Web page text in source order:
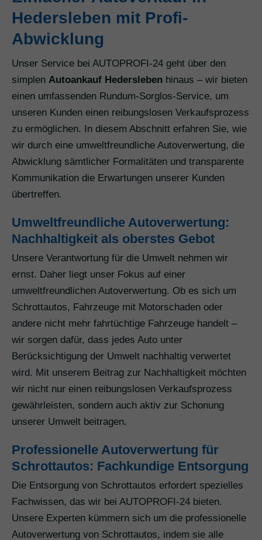
Hedersleben mit Profi-
Abwicklung
Unser Service bei AUTOPROFI-24 geht über den
simplen Autoankauf Hedersleben hinaus – wir bieten
einen umfassenden Rundum-Sorglos-Service, um
unseren Kunden einen reibungslosen Verkaufsprozess
zu ermöglichen. In diesem Abschnitt erfahren Sie, wie
wir durch eine umweltfreundliche Autoverwertung, die
Abwicklung sämtlicher Formalitäten und transparente
Kommunikation die Erwartungen unserer Kunden
übertreffen.
Umweltfreundliche Autoverwertung:
Nachhaltigkeit als oberstes Gebot
Unsere Verantwortung für die Umwelt nehmen wir
ernst. Daher liegt unser Fokus auf einer
umweltfreundlichen Autoverwertung. Ob es sich um
Schrottautos, Fahrzeuge mit Motorschaden oder
andere nicht mehr fahrtüchtige Fahrzeuge handelt –
wir sorgen dafür, dass jedes Auto unter
Berücksichtigung der Umwelt nachhaltig verwertet
wird. Mit unserem Beitrag zur Nachhaltigkeit möchten
wir nicht nur einen reibungslosen Verkaufsprozess
gewährleisten, sondern auch aktiv zur Schonung
unserer Umwelt beitragen.
Professionelle Autoverwertung für
Schrottautos: Fachkundige Entsorgung
Die Entsorgung von Schrottautos erfordert spezielles
Fachwissen, das wir bei AUTOPROFI-24 bieten.
Unsere Experten kümmern sich um die professionelle
Autoverwertung von Schrottautos, indem sie alle